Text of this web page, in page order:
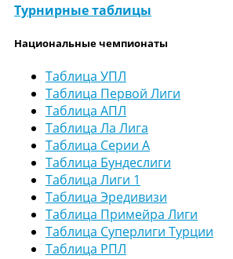
Турнирные таблицы
Национальные чемпионаты
Таблица УПЛ
Таблица Первой Лиги
Таблица АПЛ
Таблица Ла Лига
Таблица Серии А
Таблица Бундеслиги
Таблица Лиги 1
Таблица Эредивизи
Таблица Примейра Лиги
Таблица Суперлиги Турции
Таблица РПЛ